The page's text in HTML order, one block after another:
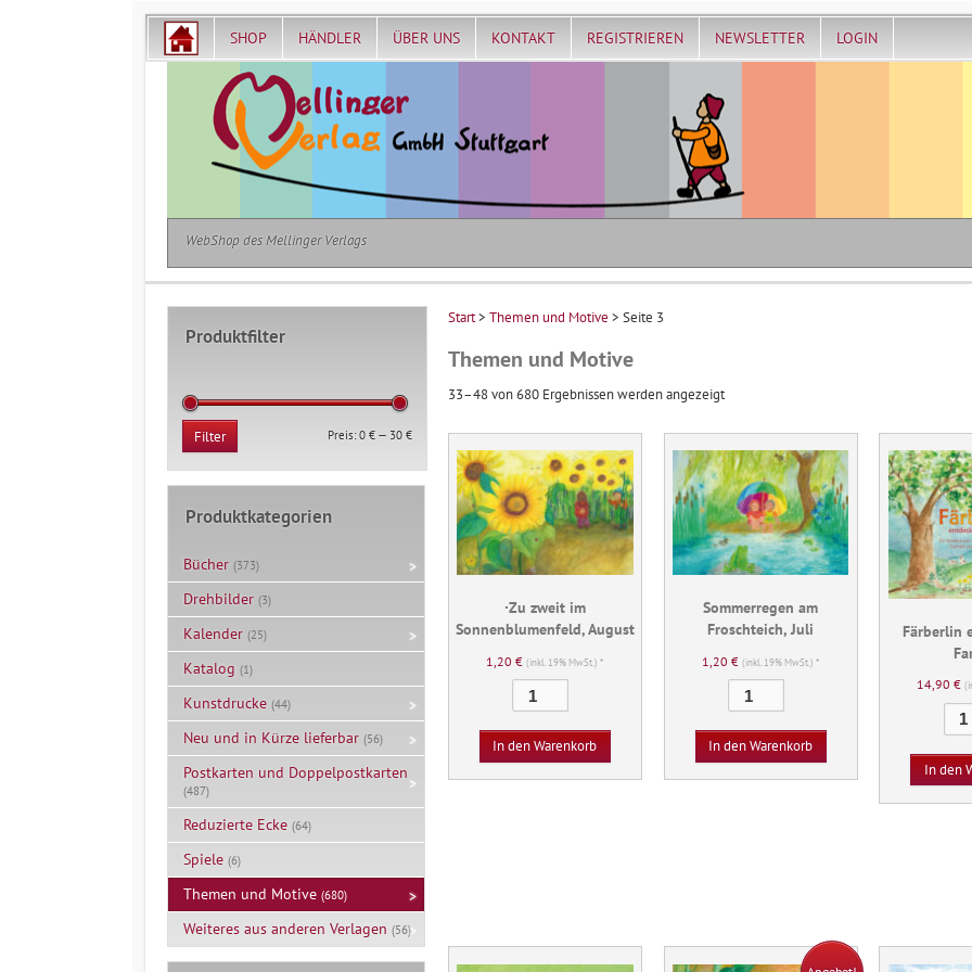
SHOP HÄNDLER ÜBER UNS KONTAKT REGISTRIEREN NEWSLETTER LOGIN
WebShop des Mellinger Verlags
Start> Themen und Motive > Seite 3
Themen und Motive
33–48 von 680 Ergebnissen werden angezeigtNach
∙Zu zweit im
Sonnenblumenfeld, August
1,20€ (inkl. 19% MwSt.) *
zweit
im
Sonnenblumenfeld,
August
In den Warenkorb
Sommerregen am
Froschteich, Juli
1,20€ (inkl. 19% MwSt.) *
am
Froschteich,
Juli
Menge
In den Warenkorb
Färberlin
14,90 €
In den
Produktfilter
Min.
Max.
Filter Preis:0 € — 30 €
Produktkategorien
Bücher (373)
Drehbilder (3)
Kalender (25)
Katalog (1)
Kunstdrucke (44)
Neu und in Kürze lieferbar (56)
Postkarten und Doppelpostkarten
(487)
Reduzierte Ecke (64)
Spiele (6)
Themen und Motive (680)
Weiteres aus anderen Verlagen (56)